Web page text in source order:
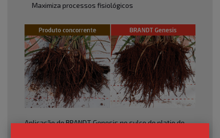
Maximiza processos fisiológicos
Aplicação de BRANDT Genesis no sulco de platio de